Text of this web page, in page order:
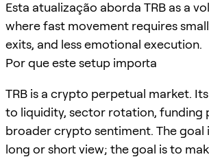
Esta atualização aborda TRB as a
where fast movement requires
exits, and less emotional execution.
Por que este setup importa
TRB is a crypto perpetual market.
to liquidity, sector rotation, funding
broader crypto sentiment. The goal
long or short view; the goal is to